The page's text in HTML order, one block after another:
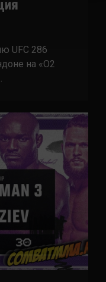
UFC 286
на «O2